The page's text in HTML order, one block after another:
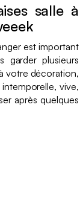
salle à
est important
garder plusieurs
votre décoration,
vive,
après quelques